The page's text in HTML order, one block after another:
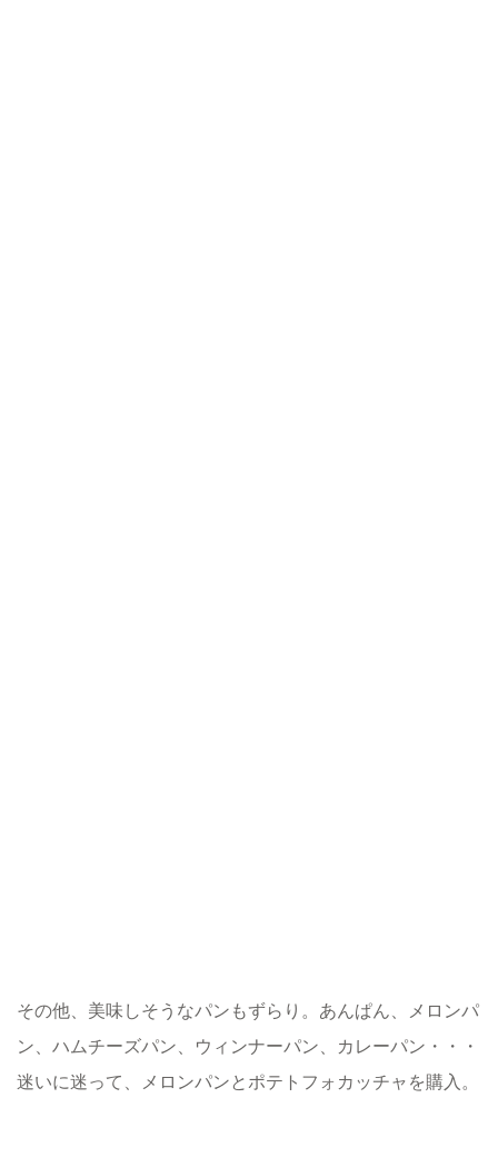
その他、美味しそうなパンもずらり。あんぱん、メロンパ
ン、ハムチーズパン、ウィンナーパン、カレーパン・・・
迷いに迷って、メロンパンとポテトフォカッチャを購入。